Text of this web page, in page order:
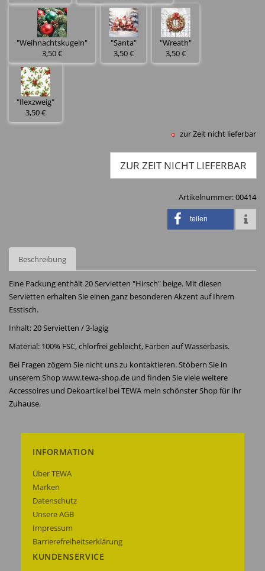
"Weihnachtskugeln"
3,50 €
"Santa"
3,50 €
"Wreath"
3,50 €
"Ilexzweig"
3,50 €
zur Zeit nicht lieferbar
ZUR ZEIT NICHT LIEFERBAR
Artikelnummer:00414
teilen
Beschreibung
Eine Packung enthält 20 Servietten "Hirsch" beige. Mit diesen
Servietten erhalten Sie einen ganz besonderen Akzent auf Ihrem
Esstisch.
Inhalt: 20 Servietten / 3-lagig
Material: 100% FSC, chlorfrei gebleicht, Farben auf Wasserbasis.
Bei Fragen zögern Sie nicht uns zu kontaktieren. Stöbern Sie in
unserem Shop www.tewa-shop.de und finden Sie viele weitere
Accessoires und Dekoartikel bei TEWA mein schönster Shop für Ihr
Zuhause.
INFORMATION
Über TEWA
Marken
Datenschutz
Unsere AGB
Impressum
Barrierefreiheitserklärung
KUNDENSERVICE